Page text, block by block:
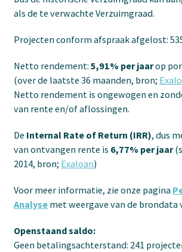
als de te verwachte Verzuimgraad.
Projecten conform afspraak afgelost:
Netto rendement: 5,91% per jaarop
(over de laatste 36 maanden, bron;
Netto rendement is ongewogen en
van rente en/of aflossingen.
De Internal Rate of Return (IRR), dus
van ontvangen rente is 6,77% per jaar
2014, bron; Exaloan)
Voor meer informatie, zie onze pagina
Analyse met weergave van de brondata
Openstaand saldo:
Geen betalingsachterstand: 241